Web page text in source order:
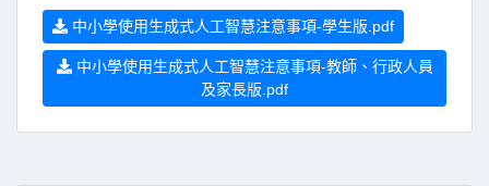
中小學使用生成式人工智慧注意事項-學生版.pdf
中小學使用生成式人工智慧注意事項-教師、行政人員
及家長版.pdf